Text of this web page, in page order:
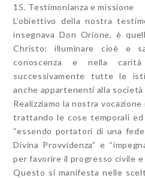
15. Testimonianza e missione
L’obiettivo della nostra
insegnava Don Orione, è
Christo: illuminare cioè e
conoscenza e nella
successivamente tutte le
anche appartenenti alla società
Realizziamo la nostra
trattando le cose temporali ed
“essendo portatori di una
Divina Provvidenza” e
per favorire il progresso civile e
Questo si manifesta nelle